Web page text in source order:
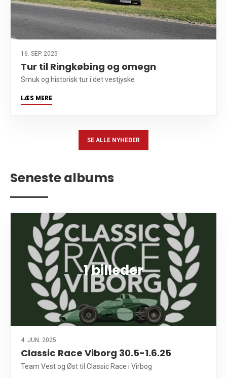
16. SEP. 2025
Tur til Ringkøbing og omegn
Smuk og historisk tur i det vestjyske
LÆS MERE
SE ALLE NYHEDER
Seneste albums
1 billeder
4. JUN. 2025
Classic Race Viborg 30.5-1.6.25
Team Vest og Øst til Classic Race i Virbog